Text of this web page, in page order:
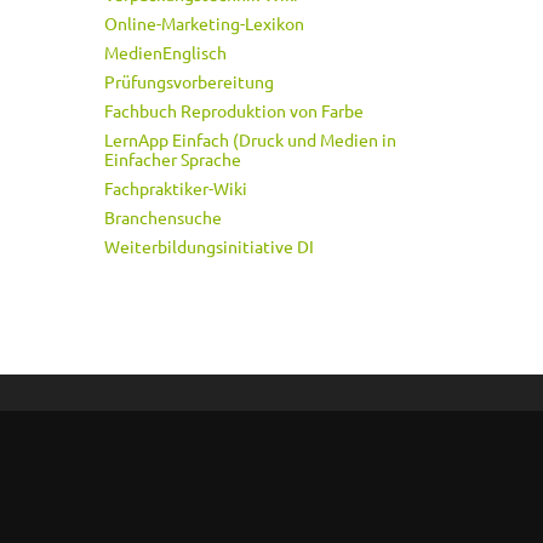
Online-Marketing-Lexikon
MedienEnglisch
Prüfungsvorbereitung
Fachbuch Reproduktion von Farbe
LernApp Einfach (Druck und Medien in
Einfacher Sprache
Fachpraktiker-Wiki
Branchensuche
Weiterbildungsinitiative DI